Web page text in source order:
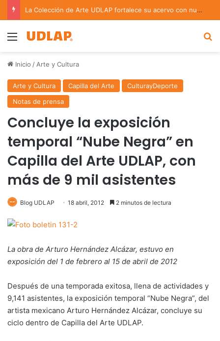
La Colección de Arte UDLAP fortalece su acervo con nuevas obras de artistas emergentes y consolidados
Menu
Inicio / Arte y Cultura
Arte y Cultura Capilla del Arte
CulturayDeporte
Notas de prensa
Concluye la exposición
temporal “Nube Negra” en
Capilla del Arte UDLAP, con
más de 9 mil asistentes
Blog UDLAP 18 abril, 2012 2 minutos de lectura
La obra de Arturo Hernández Alcázar, estuvo en
exposición del 1 de febrero al 15 de abril de 2012
Después de una temporada exitosa, llena de actividades y
9,141 asistentes, la exposición temporal “Nube Negra”, del
artista mexicano Arturo Hernández Alcázar, concluye su
ciclo dentro de Capilla del Arte UDLAP.